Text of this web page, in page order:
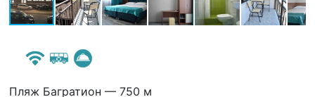
Пляж Багратион — 750 м